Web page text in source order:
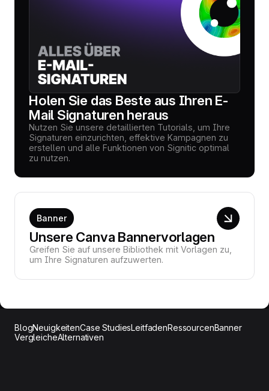
Holen Sie das Beste aus Ihren E-
Mail Signaturen heraus
Nutzen Sie unsere detaillierten Tutorials, um Ihre
Signaturen einzurichten, effektive Kampagnen zu
erstellen und alle Funktionen von Signitic optimal
zu nutzen.
Banner
Unsere Canva Bannervorlagen
Greifen Sie auf unsere Bibliothek mit Vorlagen zu,
um Ihre Signaturen aufzuwerten.
BlogNeuigkeitenCase StudiesLeitfadenRessourcenBanner
VergleicheAlternativen